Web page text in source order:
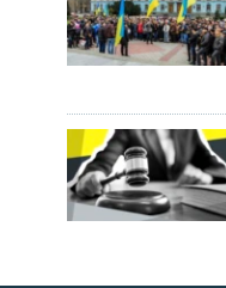
Русский